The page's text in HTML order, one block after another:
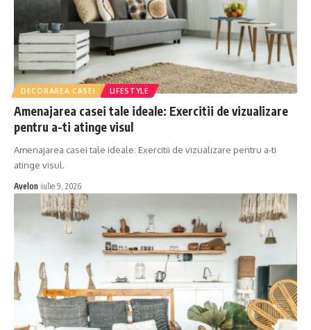
DECORAREA CASEI LIFESTYLE
Amenajarea casei tale ideale: Exercitii de vizualizare
pentru a-ti atinge visul
Amenajarea casei tale ideale: Exercitii de vizualizare pentru a-ti
atinge visul.
Avelon iulie 9, 2026